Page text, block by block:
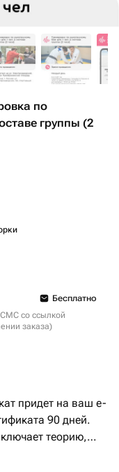
по
группы (2
Бесплатно
со ссылкой
заказа)
придет на ваш e-
90 дней.
теорию,